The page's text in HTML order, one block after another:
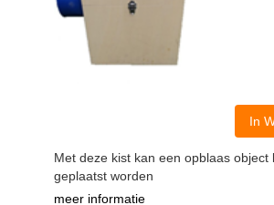
In
Met deze kist kan een opblaas object
geplaatst worden
meer informatie